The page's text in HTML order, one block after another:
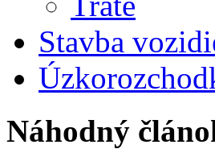
Stavba
Náhodný